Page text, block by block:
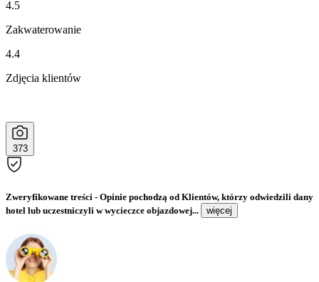
4.5
Zakwaterowanie
4.4
Zdjęcia klientów
373
Zweryfikowane treści - Opinie pochodzą od Klientów, którzy odwiedzili dany
hotel lub uczestniczyli w wycieczce objazdowej...
więcej